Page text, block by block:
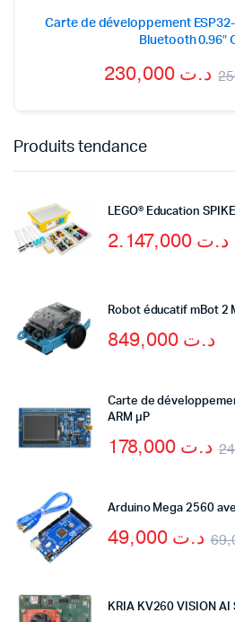
Carte de développement
Bluetooth 0.96″
د.ت
Produits tendance
LEGO® Education
د.ت 2.147,000
Robot éducatif mBot 2
د.ت 849,000
Carte de
ARM µP
د.ت 178,000
Arduino Mega 2560
د.ت 49,000
KRIA KV260 VISION AI